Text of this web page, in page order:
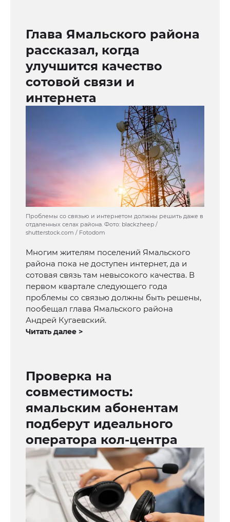
Глава Ямальского района
рассказал, когда
улучшится качество
сотовой связи и
интернета
Проблемы со связью и интернетом должны решить даже в
отдаленных селах района. Фото: blackzheep /
shutterstock.com / Fotodom
Многим жителям поселений Ямальского
района пока не доступен интернет, да и
сотовая связь там невысокого качества. В
первом квартале следующего года
проблемы со связью должны быть решены,
пообещал глава Ямальского района
Андрей Кугаевский.
Читать далее >
Проверка на
совместимость:
ямальским абонентам
подберут идеального
оператора кол-центра